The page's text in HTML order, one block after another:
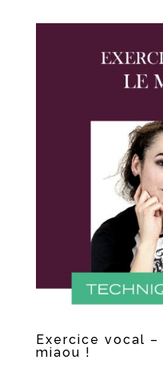
Exercice vocal
miaou !